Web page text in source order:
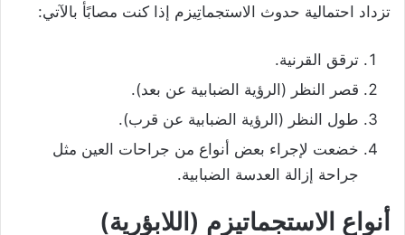
تزداد احتمالية حدوث الاستجماتِيزم إذا كنت مصابًأ بالآتي:
ترقق القرنية.
قصر النظر (الرؤية الضبابية عن بعد).
طول النظر (الرؤية الضبابية عن قرب).
خضعت لإجراء بعض أنواع من جراحات العين مثل
جراحة إزالة العدسة الضبابية.
أنواع الاستجماتيزم (اللابؤرية)